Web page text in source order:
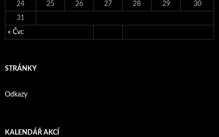
« Čvc
24 25 26 27 28 29 30
31
STRÁNKY
Odkazy
KALENDÁŘ AKCÍ